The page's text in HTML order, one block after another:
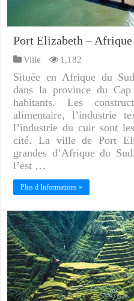
Port Elizabeth – Afrique
Ville 1,182
Située en Afrique du
dans la province du
habitants. Les
alimentaire, l’industrie
l’industrie du cuir sont
cité. La ville de Port
grandes d’Afrique du
l’est …
Plus d Informations »